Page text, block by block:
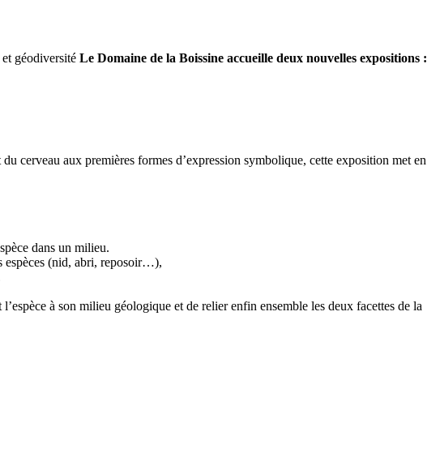
Le Domaine de la Boissine accueille deux nouvelles expositions :
cerveau aux premières formes d’expression symbolique, cette exposition met en
dans un milieu.
espèces (nid, abri, reposoir…),
à son milieu géologique et de relier enfin ensemble les deux facettes de la